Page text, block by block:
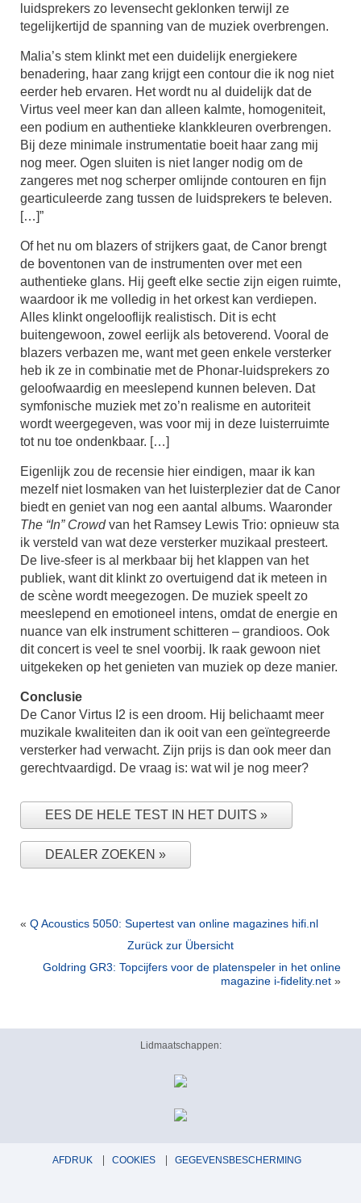
luidsprekers zo levensecht geklonken terwijl ze
tegelijkertijd de spanning van de muziek overbrengen.
Malia’s stem klinkt met een duidelijk energiekere
benadering, haar zang krijgt een contour die ik nog niet
eerder heb ervaren. Het wordt nu al duidelijk dat de
Virtus veel meer kan dan alleen kalmte, homogeniteit,
een podium en authentieke klankkleuren overbrengen.
Bij deze minimale instrumentatie boeit haar zang mij
nog meer. Ogen sluiten is niet langer nodig om de
zangeres met nog scherper omlijnde contouren en fijn
gearticuleerde zang tussen de luidsprekers te beleven.
[…]”
Of het nu om blazers of strijkers gaat, de Canor brengt
de boventonen van de instrumenten over met een
authentieke glans. Hij geeft elke sectie zijn eigen ruimte,
waardoor ik me volledig in het orkest kan verdiepen.
Alles klinkt ongelooflijk realistisch. Dit is echt
buitengewoon, zowel eerlijk als betoverend. Vooral de
blazers verbazen me, want met geen enkele versterker
heb ik ze in combinatie met de Phonar-luidsprekers zo
geloofwaardig en meeslepend kunnen beleven. Dat
symfonische muziek met zo’n realisme en autoriteit
wordt weergegeven, was voor mij in deze luisterruimte
tot nu toe ondenkbaar. […]
Eigenlijk zou de recensie hier eindigen, maar ik kan
mezelf niet losmaken van het luisterplezier dat de Canor
biedt en geniet van nog een aantal albums. Waaronder
The “In” Crowdvan het Ramsey Lewis Trio: opnieuw sta
ik versteld van wat deze versterker muzikaal presteert.
De live-sfeer is al merkbaar bij het klappen van het
publiek, want dit klinkt zo overtuigend dat ik meteen in
de scène wordt meegezogen. De muziek speelt zo
meeslepend en emotioneel intens, omdat de energie en
nuance van elk instrument schitteren – grandioos. Ook
dit concert is veel te snel voorbij. Ik raak gewoon niet
uitgekeken op het genieten van muziek op deze manier.
Conclusie
De Canor Virtus I2 is een droom. Hij belichaamt meer
muzikale kwaliteiten dan ik ooit van een geïntegreerde
versterker had verwacht. Zijn prijs is dan ook meer dan
gerechtvaardigd. De vraag is: wat wil je nog meer?
EES DE HELE TEST IN HET DUITS
DEALER ZOEKEN
« Q Acoustics 5050: Supertest van online magazines hifi.nl
Zurück zur Übersicht
Goldring GR3: Topcijfers voor de platenspeler in het online
magazine i-fidelity.net »
Lidmaatschappen:
AFDRUK COOKIES GEGEVENSBESCHERMING